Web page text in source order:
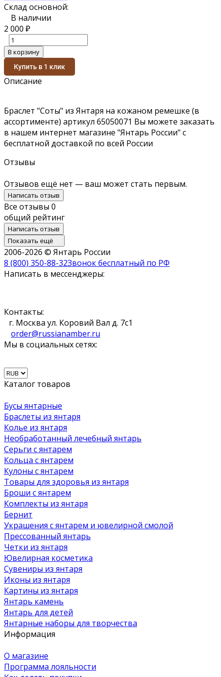
Склад основной:
В наличии
2 000 ₽
В корзину
Купить в 1 клик
Описание
Браслет "Соты" из Янтаря на кожаном ремешке (в
ассортименте) артикул 65050071 Вы можете заказать
в нашем интернет магазине "Янтарь России" с
бесплатной доставкой по всей России
Отзывы
Отзывов ещё нет — ваш может стать первым.
Написать отзыв
Все отзывы 0
общий рейтинг
Написать отзыв
Показать ещё
2006-2026 © Янтарь России
8 (800) 350-88-32Звонок бесплатный по РФ
Написать в мессенджеры:
Контакты:
г. Москва ул. Коровий Вал д. 7с1
order@russianamber.ru
Мы в социальных сетях:
Каталог товаров
Бусы янтарные
Браслеты из янтаря
Колье из янтаря
Необработанный лечебный янтарь
Серьги с янтарем
Кольца с янтарем
Кулоны с янтарем
Товары для здоровья из янтаря
Броши с янтарем
Комплекты из янтаря
Бернит
Украшения с янтарем и ювелирной смолой
Прессованный янтарь
Четки из янтаря
Ювелирная косметика
Сувениры из янтаря
Иконы из янтаря
Картины из янтаря
Янтарь камень
Янтарь для детей
Янтарные наборы для творчества
Информация
О магазине
Программа лояльности